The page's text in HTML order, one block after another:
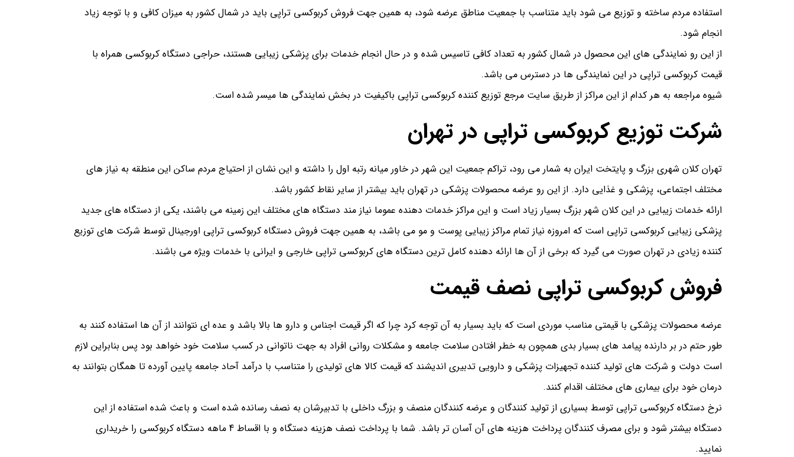
استفاده مردم ساخته و توزیع می شود باید متناسب با جمعیت مناطق عرضه شود، به همین جهت فروش کربوکسی تراپی باید در شمال کشور به میزان کافی و با توجه زیاد
انجام شود.
از این رو نمایندگی های این محصول در شمال کشور به تعداد کافی تاسیس شده و در حال انجام خدمات برای پزشکی زیبایی هستند، حراجی دستگاه کربوکسی همراه با
قیمت کربوکسی تراپی در این نمایندگی ها در دسترس می باشد.
شیوه مراجعه به هر کدام از این مراکز از طریق سایت مرجع توزیع کننده کربوکسی تراپی باکیفیت در بخش نمایندگی ها میسر شده است.
شرکت توزیع کربوکسی تراپی در تهران
تهران کلان شهری بزرگ و پایتخت ایران به شمار می رود، تراکم جمعیت این شهر در خاور میانه رتبه اول را داشته و این نشان از احتیاج مردم ساکن این منطقه به نیاز های
مختلف اجتماعی، پزشکی و غذایی دارد. از این رو عرضه محصولات پزشکی در تهران باید بیشتر از سایر نقاط کشور باشد.
ارائه خدمات زیبایی در این کلان شهر بزرگ بسیار زیاد است و این مراکز خدمات دهنده عموما نیاز مند دستگاه های مختلف این زمینه می باشند، یکی از دستگاه های جدید
پزشکی زیبایی کربوکسی تراپی است که امروزه نیاز تمام مراکز زیبایی پوست و مو می باشد، به همین جهت فروش دستگاه کربوکسی تراپی اورجینال توسط شرکت های توزیع
کننده زیادی در تهران صورت می گیرد که برخی از آن ها ارائه دهنده کامل ترین دستگاه های کربوکسی تراپی خارجی و ایرانی با خدمات ویژه می باشند.
فروش کربوکسی تراپی نصف قیمت
عرضه محصولات پزشکی با قیمتی مناسب موردی است که باید بسیار به آن توجه کرد چرا که اگر قیمت اجناس و دارو ها بالا باشد و عده ای نتوانند از آن ها استفاده کنند به
طور حتم در بر دارنده پیامد های بسیار بدی همچون به خطر افتادن سلامت جامعه و مشکلات روانی افراد به جهت ناتوانی در کسب سلامت خود خواهد بود پس بنابراین لازم
است دولت و شرکت های تولید کننده تجهیزات پزشکی و دارویی تدبیری اندیشند که قیمت کالا های تولیدی را متناسب با درآمد آحاد جامعه پایین آورده تا همگان بتوانند به
درمان خود برای بیماری های مختلف اقدام کنند.
نرخ دستگاه کربوکسی تراپی توسط بسیاری از تولید کنندگان و عرضه کنندگان منصف و بزرگ داخلی با تدبیرشان به نصف رسانده شده است و باعث شده استفاده از این
دستگاه بیشتر شود و برای مصرف کنندگان پرداخت هزینه های آن آسان تر باشد. شما با پرداخت نصف هزینه دستگاه و با اقساط 4 ماهه دستگاه کربوکسی را خریداری
نمایید.